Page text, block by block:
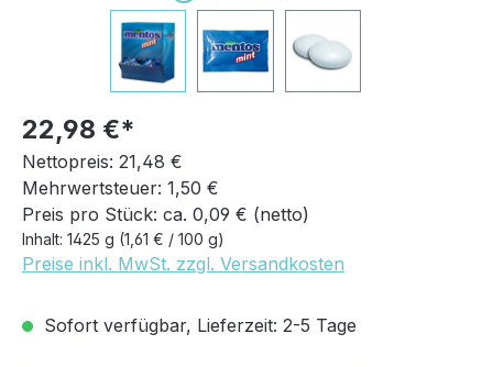
22,98 €
Nettopreis: 21,48 €
Mehrwertsteuer: 1,50 €
Preis pro Stück: ca. 0,09 € (netto)
Inhalt: 1425 g (1,61 € / 100 g)
Preise inkl. MwSt. zzgl. Versandkosten
Sofort verfügbar, Lieferzeit: 2-5 Tage